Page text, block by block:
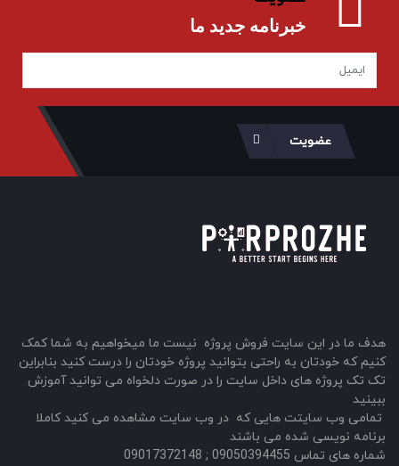
خبرنامه جدید ما
عضویت
هدف ما در این سایت فروش پروژه نیست ما میخواهیم به شما کمک
کنیم که خودتان به راحتی بتوانید پروژه خودتان را درست کنید بنابراین
تک تک پروژه های داخل سایت را در صورت دلخواه می توانید آموزش
ببینید
تمامی وب سایتت هایی که در وب سایت مشاهده می کنید کاملا
برنامه نویسی شده می باشند
شماره های تماس 09050394455 ; 09017372148